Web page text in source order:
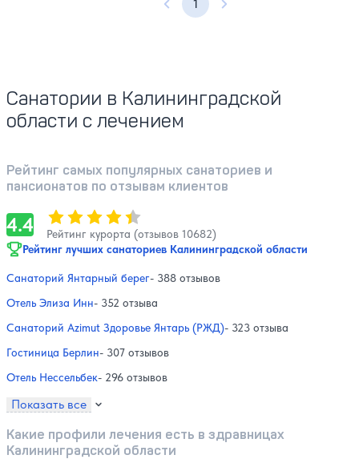
Предыдущая страница
1 Следующая страница
Санатории в Калининградской
области с лечением
Рейтинг самых популярных санаториев и
пансионатов по отзывам клиентов
4.4 Оценка, количество звезд:
Рейтинг курорта (отзывов 10682)
Рейтинг лучших санаториев Калининградской области
Санаторий Янтарный берег- 388 отзывов
Отель Элиза Инн- 352 отзыва
Санаторий Azimut Здоровье Янтарь (РЖД)- 323 отзыва
Гостиница Берлин- 307 отзывов
Отель Нессельбек- 296 отзывов
Показать все
Какие профили лечения есть в здравницах
Калининградской области